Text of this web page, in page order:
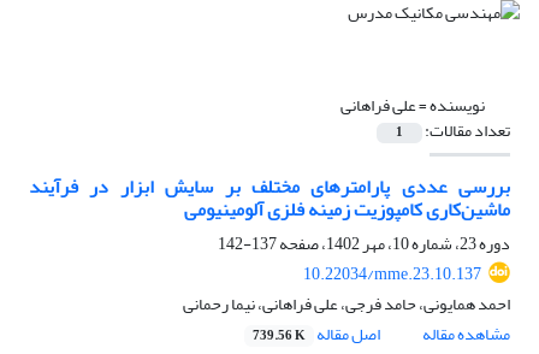
نویسنده =علی فراهانی
تعداد مقالات: 1
بررسی عددی پارامترهای مختلف بر سایش ابزار در فرآیند
ماشین‌کاری کامپوزیت زمینه فلزی آلومینیومی
دوره 23، شماره 10، مهر 1402، صفحه
137-142
10.22034/mme.23.10.137
احمد همایونی، حامد فرجی، علی فراهانی، نیما رحمانی
مشاهده مقاله
اصل مقاله 739.56 K